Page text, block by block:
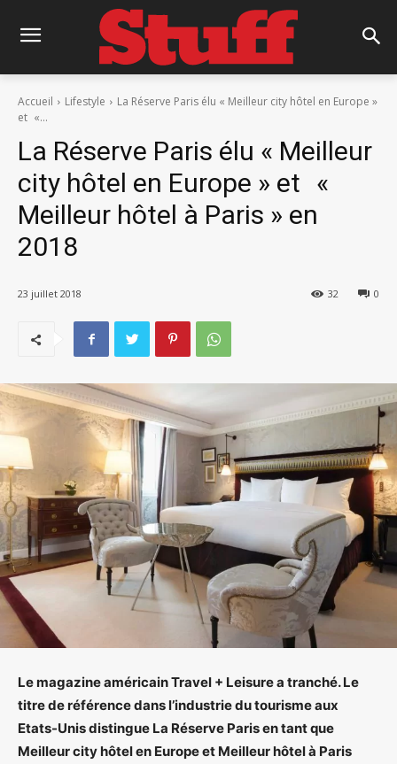
Accueil Lifestyle
La Réserve Paris élu « Meilleur city hôtel en Europe »
et «...
La Réserve Paris élu « Meilleur
city hôtel en Europe » et «
Meilleur hôtel à Paris » en
2018
23 juillet 2018 0
32
Le magazine américain Travel + Leisure a tranché. Le
titre de référence dans l’industrie du tourisme aux
Etats-Unis distingue La Réserve Paris en tant que
Meilleur city hôtel en Europe et Meilleur hôtel à Paris